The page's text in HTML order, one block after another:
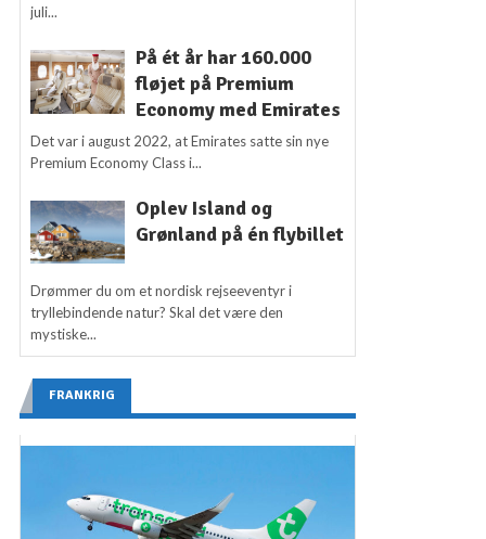
juli...
På ét år har 160.000
fløjet på Premium
Economy med Emirates
Det var i august 2022, at Emirates satte sin nye
Premium Economy Class i...
Oplev Island og
Grønland på én flybillet
Drømmer du om et nordisk rejseeventyr i
tryllebindende natur? Skal det være den
mystiske...
FRANKRIG